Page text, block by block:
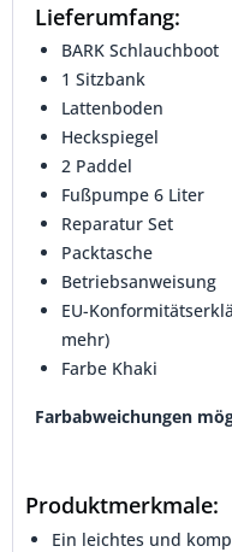
Lieferumfang:
BARK Schlauchboot
1 Sitzbank
Lattenboden
Heckspiegel
2 Paddel
Fußpumpe 6 Liter
Reparatur Set
Packtasche
Betriebsanweisung
EU-
mehr)
Farbe Khaki
Farbabweichungen
Produktmerkmale:
Ein leichtes und